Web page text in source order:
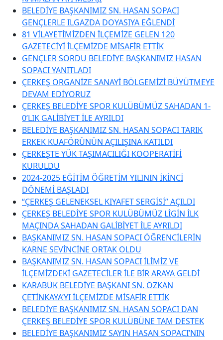
BELEDİYE BAŞKANIMIZ SN. HASAN SOPACI
GENÇLERLE ILGAZDA DOYASIYA EĞLENDİ
81 VİLAYETİMİZDEN İLÇEMİZE GELEN 120
GAZETECİYİ İLÇEMİZDE MİSAFİR ETTİK
GENÇLER SORDU BELEDİYE BAŞKANIMIZ HASAN
SOPACI YANITLADI
ÇERKEŞ ORGANİZE SANAYİ BÖLGEMİZİ BÜYÜTMEYE
DEVAM EDİYORUZ
ÇERKEŞ BELEDİYE SPOR KULÜBÜMÜZ SAHADAN 1-
0’LIK GALİBİYET İLE AYRILDI
BELEDİYE BAŞKANIMIZ SN. HASAN SOPACI TARIK
ERKEK KUAFÖRÜNÜN AÇILIŞINA KATILDI
ÇERKEŞTE YÜK TAŞIMACILIĞI KOOPERATİFİ
KURULDU
2024-2025 EĞİTİM ÖĞRETİM YILININ İKİNCİ
DÖNEMİ BAŞLADI
“ÇERKEŞ GELENEKSEL KIYAFET SERGİSİ” AÇILDI
ÇERKEŞ BELEDİYE SPOR KULÜBÜMÜZ LİGİN İLK
MAÇINDA SAHADAN GALİBİYET İLE AYRILDI
BAŞKANIMIZ SN. HASAN SOPACI ÖĞRENCİLERİN
KARNE SEVİNCİNE ORTAK OLDU
BAŞKANIMIZ SN. HASAN SOPACI İLİMİZ VE
İLÇEMİZDEKİ GAZETECİLER İLE BİR ARAYA GELDİ
KARABÜK BELEDİYE BAŞKANI SN. ÖZKAN
ÇETİNKAYA’YI İLÇEMİZDE MİSAFİR ETTİK
BELEDİYE BAŞKANIMIZ SN. HASAN SOPACI DAN
ÇERKEŞ BELEDİYE SPOR KULÜBÜNE TAM DESTEK
BELEDİYE BAŞKANIMIZ SAYIN HASAN SOPACI’NIN